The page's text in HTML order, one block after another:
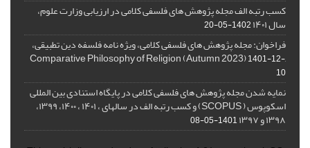
کسب رتبه الف مجله پژوهش های فلسفی کلامی در ارزیابی وزارت علوم،
سال ۱۴۰۱ 1402-05-20
فراخوان: مجله پژوهش های فلسفی کلامی، ویژه نامه فلسفه دین تطبیقی،
,Comparative Philosophy of Religion (Autumn 2023)
1401-12-
10
نمایه شدن مجله پژوهش های فلسفی کلامی در پایگاه استنادی بین المللی
اسکوپوس ( SCOPUS) و کسب رتبه الف در سالهای ، ۱۴۰۱ ، ۱۴۰۰، ۱۳۹۹،
۱۳۹۸ و ۱۳۹۷ 1401-05-08